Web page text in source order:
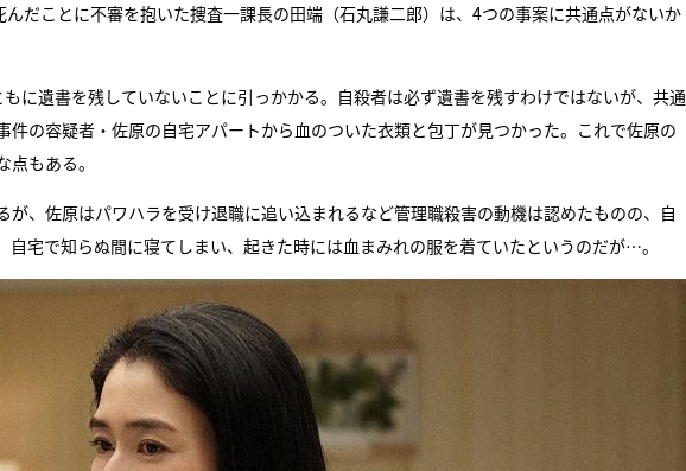
だことに不審を抱いた捜査一課長の田端（石丸謙二郎）は、4つの事案に共通点がないか
に遺書を残していないことに引っかかる。自殺者は必ず遺書を残すわけではないが、共通
の容疑者・佐原の自宅アパートから血のついた衣類と包丁が見つかった。これで佐原の
もある。
、佐原はパワハラを受け退職に追い込まれるなど管理職殺害の動機は認めたものの、自
宅で知らぬ間に寝てしまい、起きた時には血まみれの服を着ていたというのだが…。